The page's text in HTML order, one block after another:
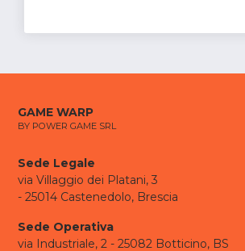
GAME WARP
BY POWER GAME SRL
Sede Legale
via Villaggio dei Platani, 3
- 25014 Castenedolo, Brescia
Sede Operativa
via Industriale, 2 - 25082 Botticino, BS